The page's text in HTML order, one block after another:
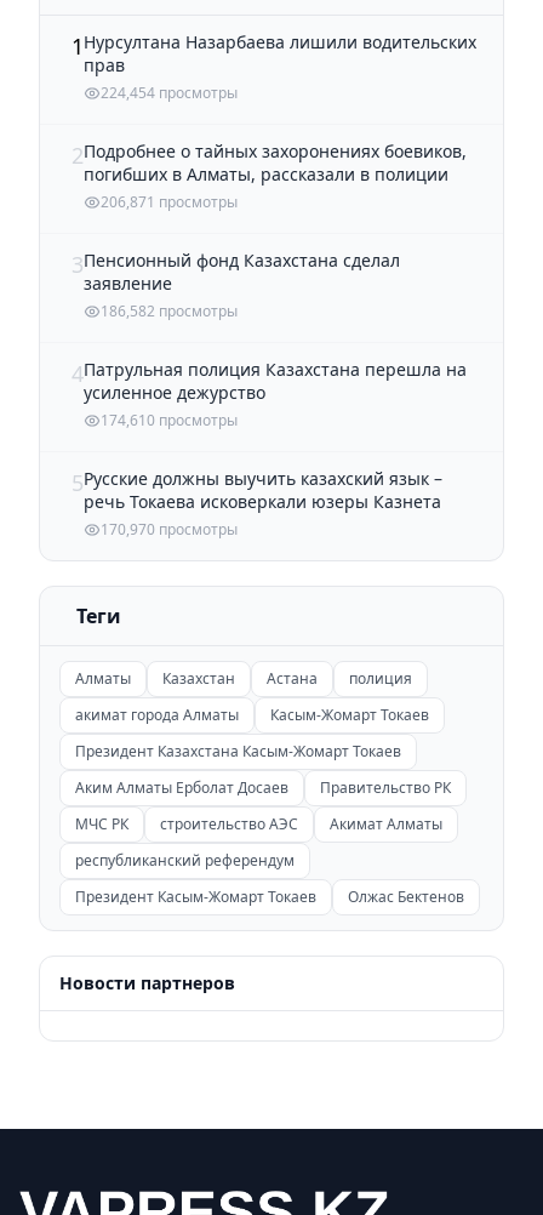
1 Нурсултана Назарбаева лишили водительских
прав
224,454 просмотры
2Подробнее о тайных захоронениях боевиков,
погибших в Алматы, рассказали в полиции
206,871 просмотры
3Пенсионный фонд Казахстана сделал
заявление
186,582 просмотры
4Патрульная полиция Казахстана перешла на
усиленное дежурство
174,610 просмотры
5Русские должны выучить казахский язык –
речь Токаева исковеркали юзеры Казнета
170,970 просмотры
Теги
Алматы Казахстан Астана
полиция
акимат города Алматы
Касым-Жомарт Токаев
Президент Казахстана Касым-Жомарт Токаев
Аким Алматы Ерболат Досаев
Правительство РК
МЧС РК
строительство АЭС
Акимат Алматы
республиканский референдум
Президент Касым-Жомарт Токаев
Олжас Бектенов
Новости партнеров